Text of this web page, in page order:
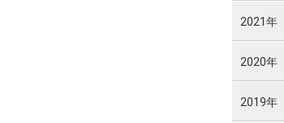
2021年
2020年
2019年